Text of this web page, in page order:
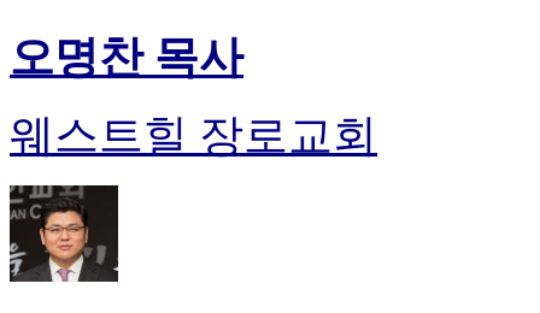
오명찬 목사
웨스트힐 장로교회